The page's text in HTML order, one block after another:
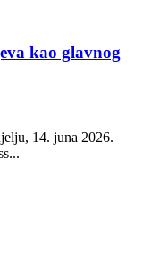
kao glavnog
14. juna 2026.